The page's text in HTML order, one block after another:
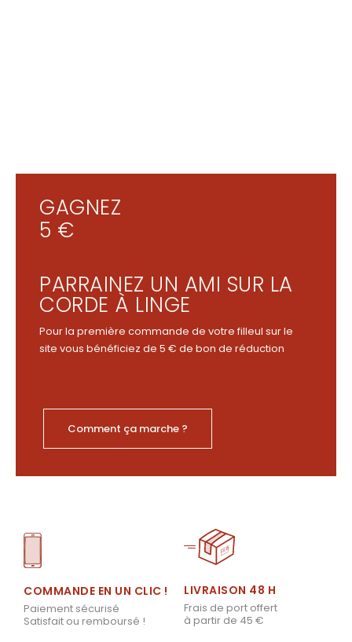
GAGNEZ
5 €
PARRAINEZ UN AMI SUR LA
CORDE À LINGE
Pour la première commande de votre filleul sur le
site vous bénéficiez de 5 € de bon de réduction
Comment ça marche ?
COMMANDE EN UN CLIC !
Paiement sécurisé
Satisfait ou remboursé !
LIVRAISON 48 H
Frais de port offert
à partir de 45 €